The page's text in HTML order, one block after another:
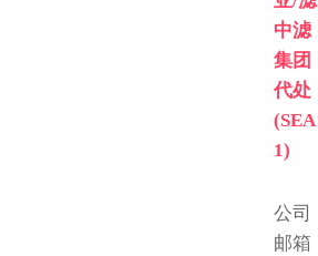
中滤
集团
代处
(SEA
1)
公司
邮箱